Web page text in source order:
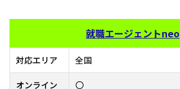
就職エージェントneo
対応エリア 全国
オンライン
〇